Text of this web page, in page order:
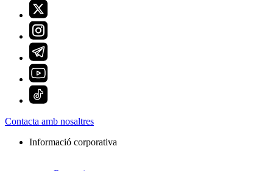
Contacta amb nosaltres
Informació corporativa